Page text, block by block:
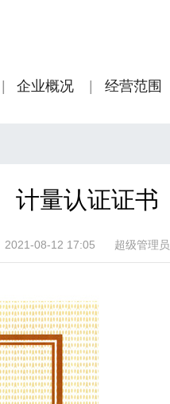
企业概况 经营范围
计量认证证书
2021-08-12 17:05 超级管理员